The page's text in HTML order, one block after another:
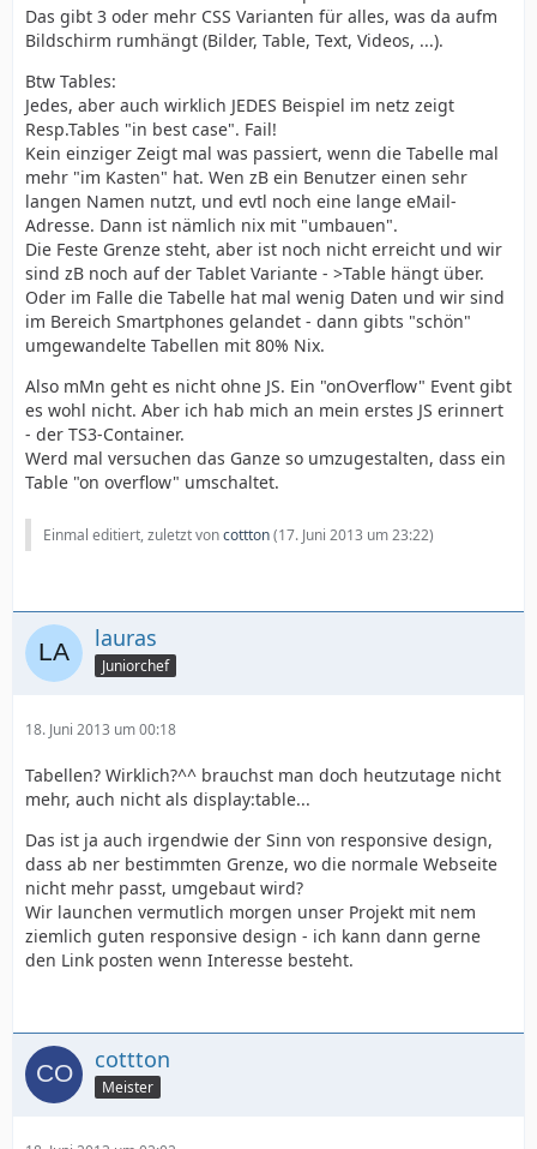
Das gibt 3 oder mehr CSS Varianten für alles, was da aufm
Bildschirm rumhängt (Bilder, Table, Text, Videos, ...).
Btw Tables:
Jedes, aber auch wirklich JEDES Beispiel im netz zeigt
Resp.Tables "in best case". Fail!
Kein einziger Zeigt mal was passiert, wenn die Tabelle mal
mehr "im Kasten" hat. Wen zB ein Benutzer einen sehr
langen Namen nutzt, und evtl noch eine lange eMail-
Adresse. Dann ist nämlich nix mit "umbauen".
Die Feste Grenze steht, aber ist noch nicht erreicht und wir
sind zB noch auf der Tablet Variante - >Table hängt über.
Oder im Falle die Tabelle hat mal wenig Daten und wir sind
im Bereich Smartphones gelandet - dann gibts "schön"
umgewandelte Tabellen mit 80% Nix.
Also mMn geht es nicht ohne JS. Ein "onOverflow" Event gibt
es wohl nicht. Aber ich hab mich an mein erstes JS erinnert
- der TS3-Container.
Werd mal versuchen das Ganze so umzugestalten, dass ein
Table "on overflow" umschaltet.
Einmal editiert, zuletzt voncottton(17. Juni 2013 um 23:22)
lauras
Juniorchef
18. Juni 2013 um 00:18
Tabellen? Wirklich?^^ brauchst man doch heutzutage nicht
mehr, auch nicht als display:table...
Das ist ja auch irgendwie der Sinn von responsive design,
dass ab ner bestimmten Grenze, wo die normale Webseite
nicht mehr passt, umgebaut wird?
Wir launchen vermutlich morgen unser Projekt mit nem
ziemlich guten responsive design - ich kann dann gerne
den Link posten wenn Interesse besteht.
cottton
Meister